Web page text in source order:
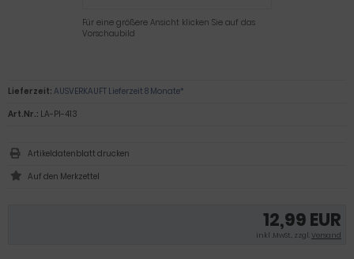
Für eine größere Ansicht klicken Sie auf das
Vorschaubild
12,99 EUR
inkl .MwSt., zzgl.Versand
Lieferzeit: AUSVERKAUFT Lieferzeit 8 Monate*
Art.Nr.: LA-PI-413
Artikeldatenblatt drucken